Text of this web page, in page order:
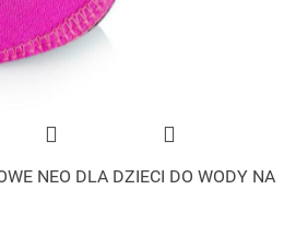
NEO DLA DZIECI DO WODY NA